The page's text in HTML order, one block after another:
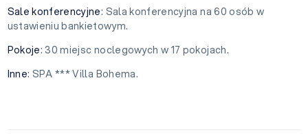
Sale konferencyjne: Sala konferencyjna na 60 osób w
ustawieniu bankietowym.
Pokoje: 30 miejsc noclegowych w 17 pokojach.
Inne: SPA *** Villa Bohema.